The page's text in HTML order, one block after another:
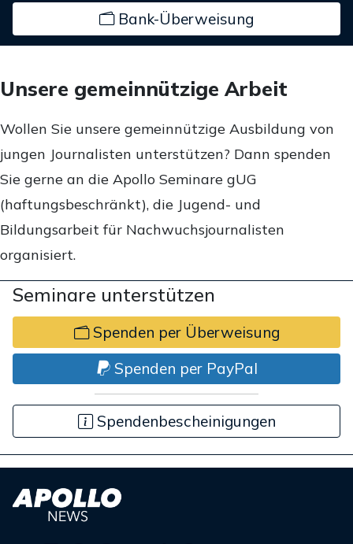
Bank-Überweisung
Unsere gemeinnützige Arbeit
Wollen Sie unsere gemeinnützige Ausbildung von
jungen Journalisten unterstützen? Dann spenden
Sie gerne an die Apollo Seminare gUG
(haftungsbeschränkt), die Jugend- und
Bildungsarbeit für Nachwuchsjournalisten
organisiert.
Seminare unterstützen
Spenden per Überweisung
Spenden per PayPal
Spendenbescheinigungen